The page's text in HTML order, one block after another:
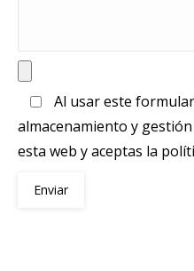
Al usar este
almacenamiento y
esta web y aceptas la